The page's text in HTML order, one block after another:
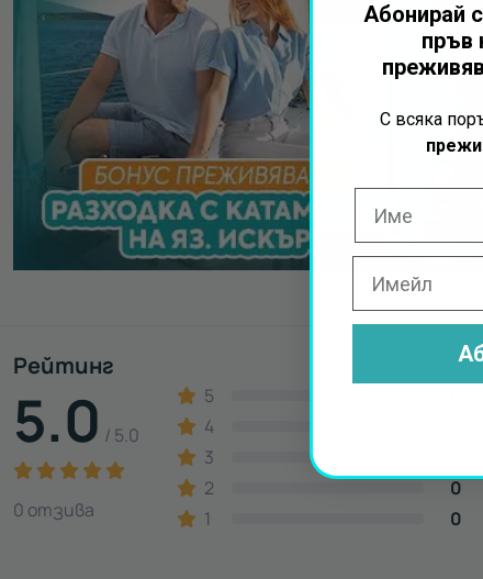
Рейтинг
5.0 / 5.0
0 отзива
5
4
3
2
0
1
0
Абонирай
пръв
С всяка